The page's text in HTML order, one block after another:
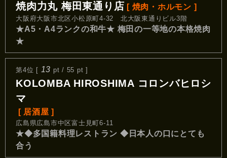
焼肉力丸 梅田東通り店 [ 焼肉・ホルモン ]
大阪府大阪市北区小松原町4-32 北大阪東通りビル3階
★A5・A4ランクの和牛★ 梅田の一等地の本格焼肉
★
第4位 [ 13 pt / 55 pt ]
KOLOMBA HIROSHIMA コロンバヒロシ
マ
[ 居酒屋 ]
広島県広島市中区富士見町6-11
★◆多国籍料理レストラン ◆日本人の口にとても
合う